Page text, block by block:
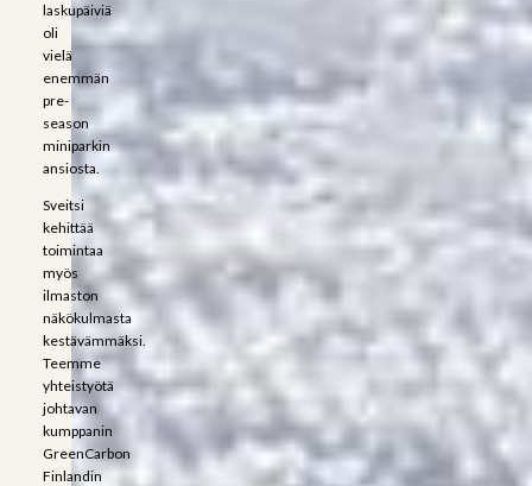
laskupäiviä
oli
vielä
enemmän
pre-
season
miniparkin
ansiosta.
Sveitsi
kehittää
toimintaa
myös
ilmaston
näkökulmasta
kestävämmäksi.
Teemme
yhteistyötä
johtavan
kumppanin
GreenCarbon
Finlandin